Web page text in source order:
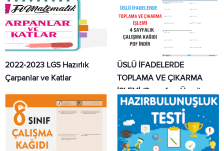
2022-2023 LGS Hazırlık
Çarpanlar ve Katlar
ÜSLÜ İFADELERDE
TOPLAMA VE ÇIKARMA
İŞLEMİ (8. sınıf ve Üzeri)